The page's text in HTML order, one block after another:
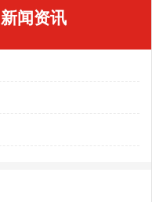
新闻资讯